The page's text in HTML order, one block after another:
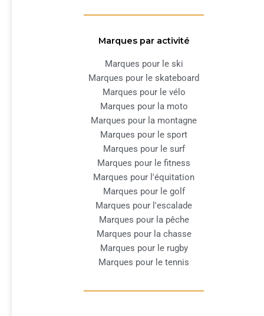
Marques par activité
Marques pour le ski
Marques pour le skateboard
Marques pour le vélo
Marques pour la moto
Marques pour la montagne
Marques pour le sport
Marques pour le surf
Marques pour le fitness
Marques pour l'équitation
Marques pour le golf
Marques pour l'escalade
Marques pour la pêche
Marques pour la chasse
Marques pour le rugby
Marques pour le tennis